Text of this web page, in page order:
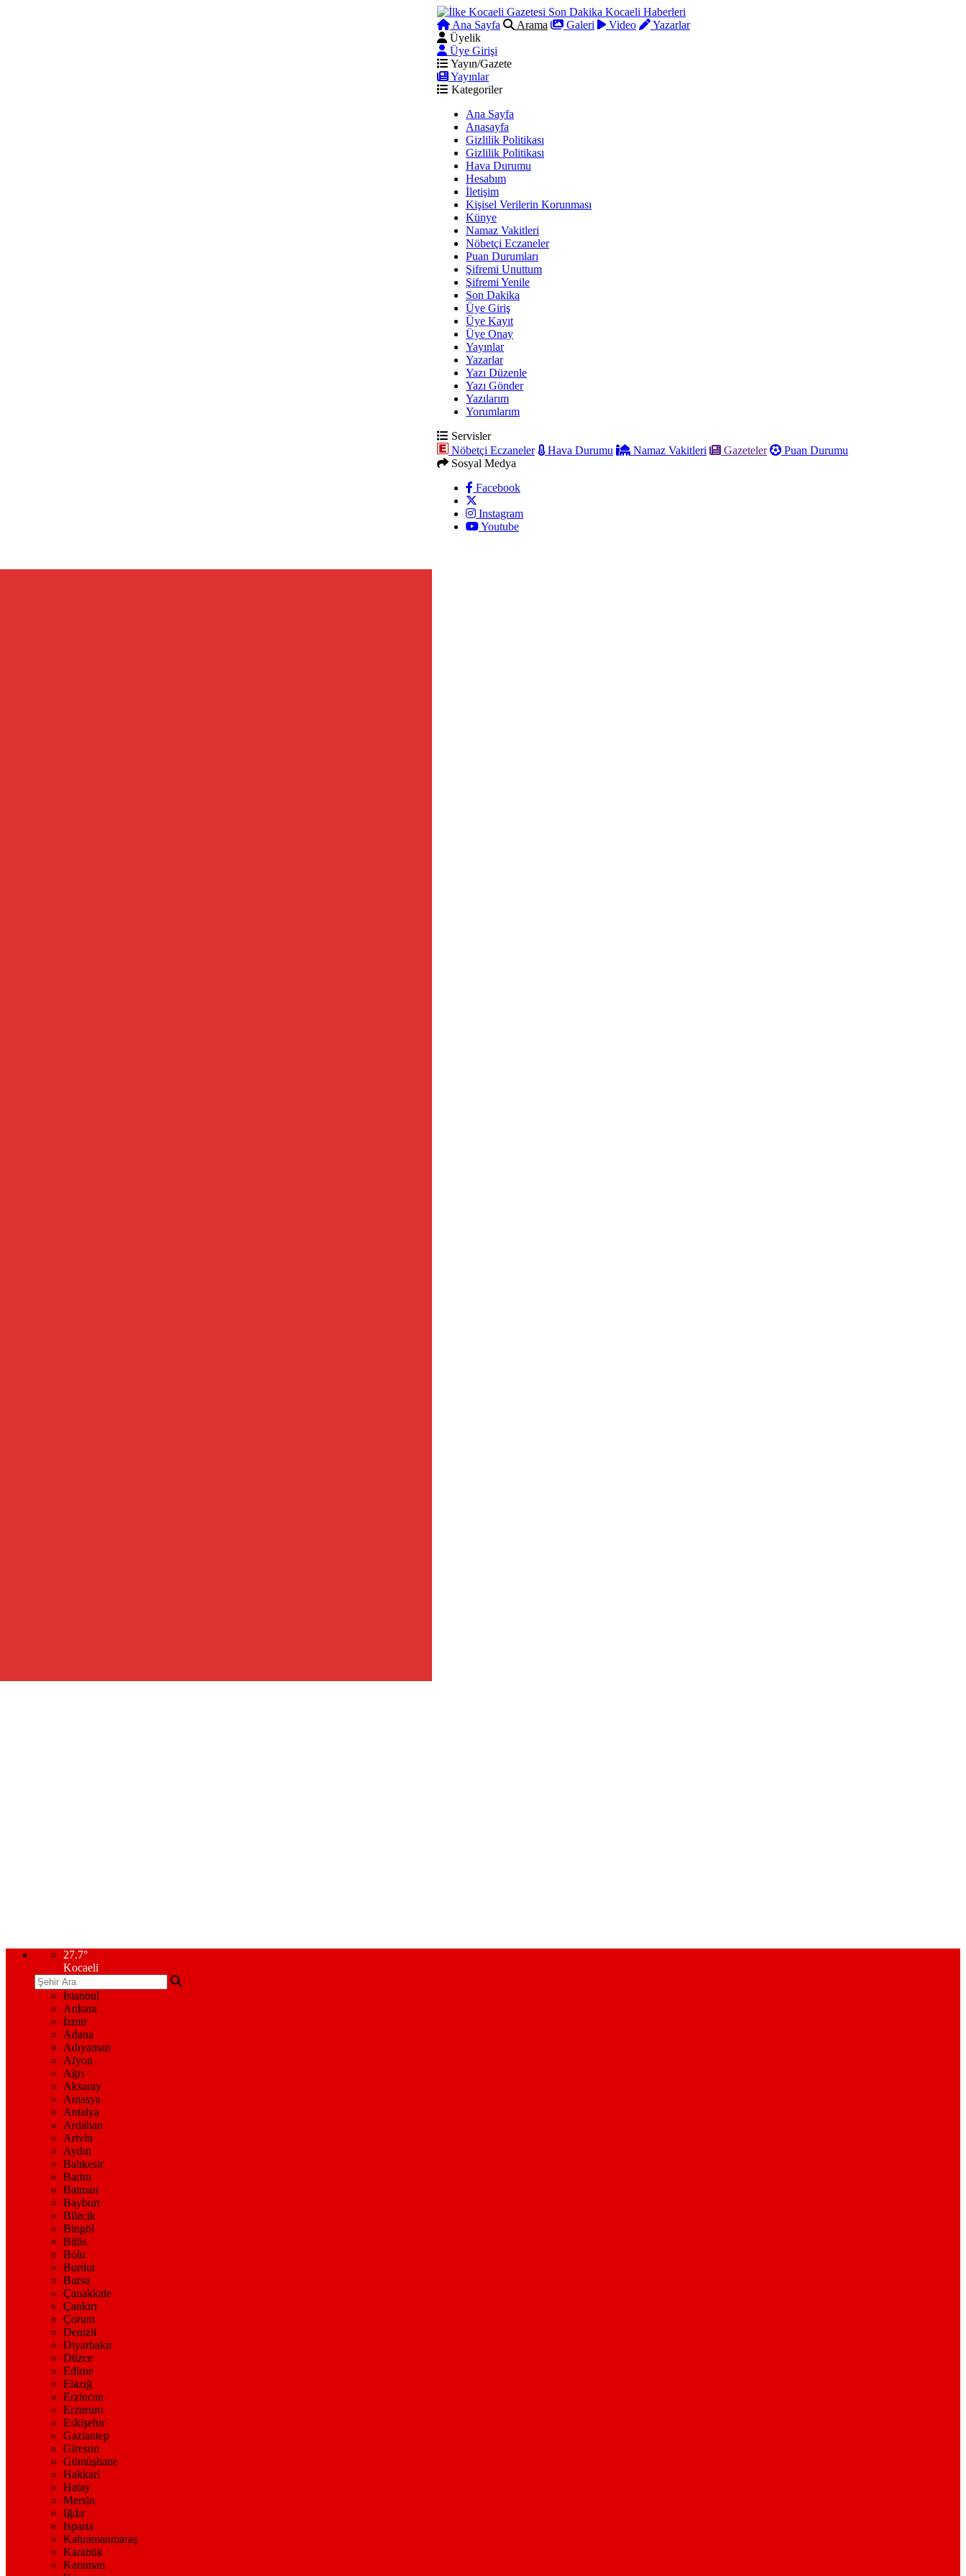
Ana Sayfa Arama Galeri Video
Yazarlar
Üyelik
Üye Girişi
Yayın/Gazete
Yayınlar
Kategoriler
Ana Sayfa
Anasayfa
Gizlilik Politikası
Gizlilik Politikası
Hava Durumu
Hesabım
İletişim
Kişisel Verilerin Korunması
Künye
Namaz Vakitleri
Nöbetçi Eczaneler
Puan Durumları
Şifremi Unuttum
Şifremi Yenile
Son Dakika
Üye Giriş
Üye Kayıt
Üye Onay
Yayınlar
Yazarlar
Yazı Düzenle
Yazı Gönder
Yazılarım
Yorumlarım
Servisler
Nöbetçi Eczaneler
Hava Durumu Namaz Vakitleri Gazeteler
Puan Durumu
Sosyal Medya
Facebook
Instagram
Youtube
27.7°
Kocaeli
İstanbul
Ankara
İzmir
Adana
Adıyaman
Afyon
Ağrı
Aksaray
Amasya
Antalya
Ardahan
Artvin
Aydın
Balıkesir
Bartın
Batman
Bayburt
Bilecik
Bingöl
Bitlis
Bolu
Burdur
Bursa
Çanakkale
Çankırı
Çorum
Denizli
Diyarbakır
Düzce
Edirne
Elazığ
Erzincan
Erzurum
Eskişehir
Gaziantep
Giresun
Gümüşhane
Hakkari
Hatay
Mersin
Iğdır
Isparta
Kahramanmaraş
Karabük
Karaman